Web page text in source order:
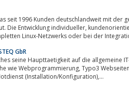
kundenorientierter Lösungen steht dabei stets
Linux-Netzwerks oder bei der
GbR
Webseiten, Suchmaschinenoptimierung,
(Installation/Konfiguration),...